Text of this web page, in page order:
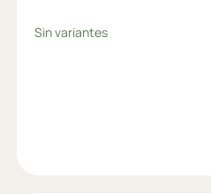
Sin variantes